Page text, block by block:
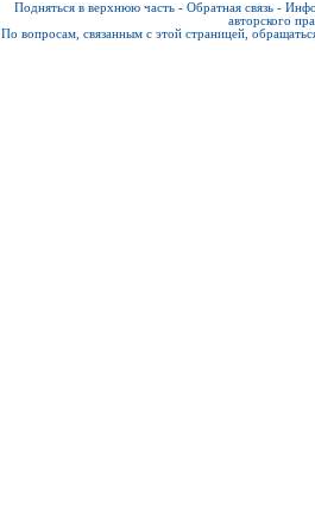
Подняться в верхнюю часть - Обратная связь -
авторского
По вопросам, связанным с этой страницей,